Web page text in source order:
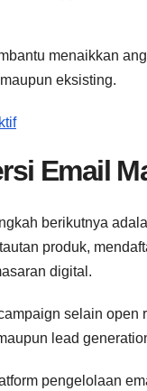
menaikkan
eksisting.
Email
berikutnya
produk,
digital.
selain open
lead
pengelolaan